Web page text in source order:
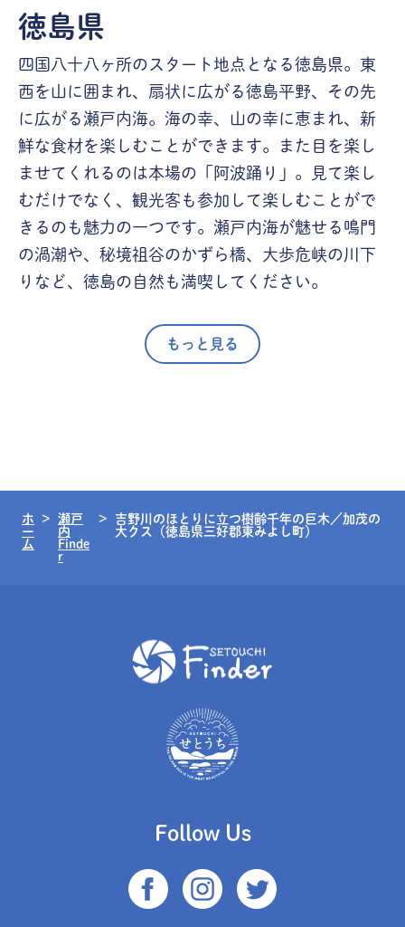
徳島県
四国八十八ヶ所のスタート地点となる徳島県。東
西を山に囲まれ、扇状に広がる徳島平野、その先
に広がる瀬戸内海。海の幸、山の幸に恵まれ、新
鮮な食材を楽しむことができます。また目を楽し
ませてくれるのは本場の「阿波踊り」。見て楽し
むだけでなく、観光客も参加して楽しむことがで
きるのも魅力の一つです。瀬戸内海が魅せる鳴門
の渦潮や、秘境祖谷のかずら橋、大歩危峡の川下
りなど、徳島の自然も満喫してください。
もっと見る
ホ
ー
ム
瀬戸
内
Finde
r
吉野川のほとりに立つ樹齢千年の巨木／加茂の
大クス（徳島県三好郡東みよし町）
Follow Us